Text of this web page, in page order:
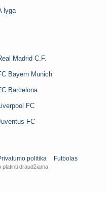
lyga
Madrid C.F.
Bayern Munich
Barcelona
FC
FC
politika Futbolas
draudžiama